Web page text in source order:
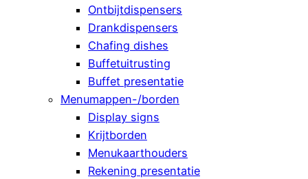
Ontbijtdispensers
Drankdispensers
Chafing dishes
Buffetuitrusting
Buffet presentatie
Menumappen-/borden
Display signs
Krijtborden
Menukaarthouders
Rekening presentatie